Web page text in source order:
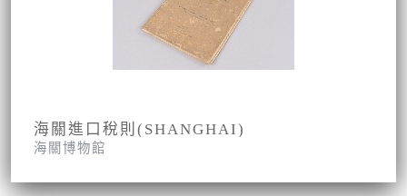
海關進口稅則(SHANGHAI)
海關博物館